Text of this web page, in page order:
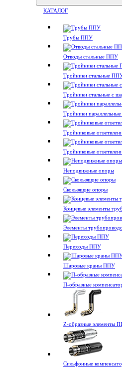
КАТАЛОГ
Трубы ППУ
Отводы стальные ППУ
Тройники стальные
Тройники стальные с
Тройники
Тройниковые
Тройниковые
Неподвижные опоры
Скользящие опоры
Концевые элементы
Элементы
Переходы ППУ
Шаровые краны ППУ
П-образные
Z-образные элементы
Сильфонные